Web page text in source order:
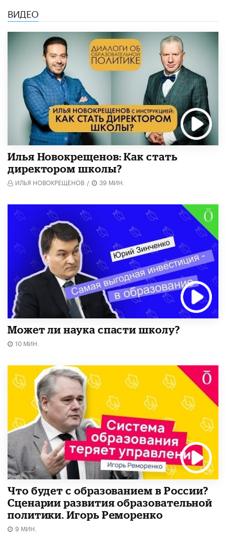
ВИДЕО
​Илья Новокрещенов: Как стать
директором школы?
ИЛЬЯ НОВОКРЕЩЕНОВ / 39 МИН.
Может ли наука спасти школу?
10 МИН.
Что будет с образованием в России?
Сценарии развития образовательной
политики. Игорь Реморенко
9 МИН.